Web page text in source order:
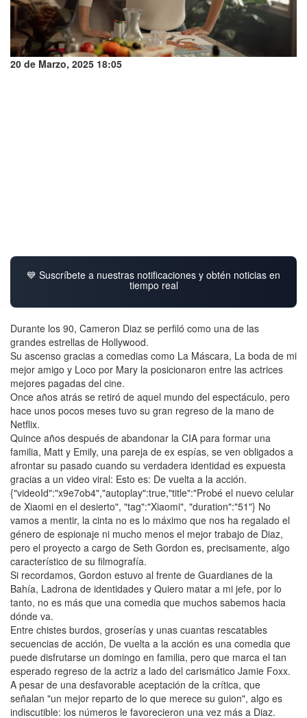
20 de Marzo, 2025 18:05
💙 Suscríbete a nuestras notificaciones y obtén noticias en
tiempo real
Durante los 90, Cameron Diaz se perfiló como una de las
grandes estrellas de Hollywood.
Su ascenso gracias a comedias como La Máscara, La boda de mi
mejor amigo y Loco por Mary la posicionaron entre las actrices
mejores pagadas del cine.
Once años atrás se retiró de aquel mundo del espectáculo, pero
hace unos pocos meses tuvo su gran regreso de la mano de
Netflix.
Quince años después de abandonar la CIA para formar una
familia, Matt y Emily, una pareja de ex espías, se ven obligados a
afrontar su pasado cuando su verdadera identidad es expuesta
gracias a un video viral: Esto es: De vuelta a la acción.
{"videoId":"x9e7ob4","autoplay":true,"title":"Probé el nuevo celular
de Xiaomi en el desierto", "tag":"Xiaomi", "duration":"51"} No
vamos a mentir, la cinta no es lo máximo que nos ha regalado el
género de espionaje ni mucho menos el mejor trabajo de Diaz,
pero el proyecto a cargo de Seth Gordon es, precisamente, algo
característico de su filmografía.
Si recordamos, Gordon estuvo al frente de Guardianes de la
Bahía, Ladrona de identidades y Quiero matar a mi jefe, por lo
tanto, no es más que una comedia que muchos sabemos hacia
dónde va.
Entre chistes burdos, groserías y unas cuantas rescatables
secuencias de acción, De vuelta a la acción es una comedia que
puede disfrutarse un domingo en familia, pero que marca el tan
esperado regreso de la actriz a lado del carismático Jamie Foxx.
A pesar de una desfavorable aceptación de la crítica, que
señalan "un mejor reparto de lo que merece su guion", algo es
indiscutible: los números le favorecieron una vez más a Diaz.